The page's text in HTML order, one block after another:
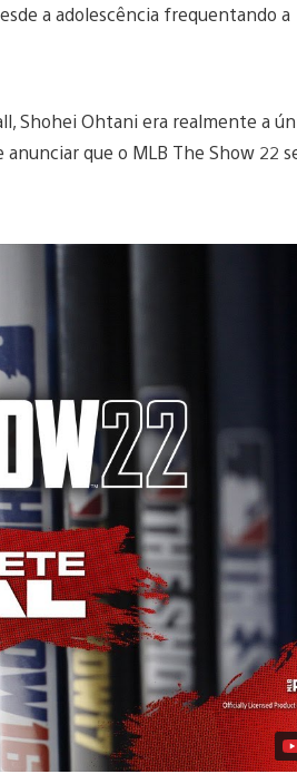
a adolescência frequentando a
Shohei Ohtani era realmente a
que o MLB The Show 22